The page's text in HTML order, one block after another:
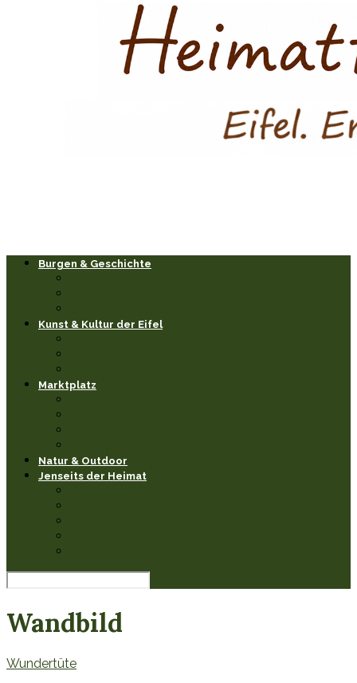
Burgen & Geschichte
Kunst & Kultur der Eifel
Marktplatz
Natur & Outdoor
Jenseits der Heimat
Wandbild
Wundertüte